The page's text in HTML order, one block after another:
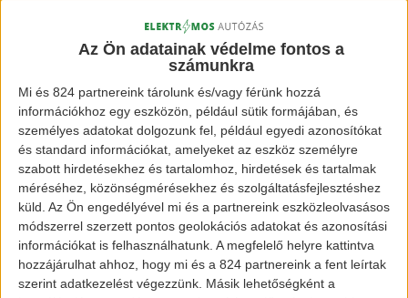
Az Ön adatainak védelme fontos a
számunkra
Mi és 824 partnereink tárolunk és/vagy férünk hozzá
információkhoz egy eszközön, például sütik formájában, és
személyes adatokat dolgozunk fel, például egyedi azonosítókat
és standard információkat, amelyeket az eszköz személyre
szabott hirdetésekhez és tartalomhoz, hirdetések és tartalmak
méréséhez, közönségmérésekhez és szolgáltatásfejlesztéshez
küld. Az Ön engedélyével mi és a partnereink eszközleolvasásos
módszerrel szerzett pontos geolokációs adatokat és azonosítási
információkat is felhasználhatunk. A megfelelő helyre kattintva
hozzájárulhat ahhoz, hogy mi és a 824 partnereink a fent leírtak
szerint adatkezelést végezzünk. Másik lehetőségként a
technológia hasznosságáról, mikor is egy
SUV úgy döntött „csatába” keveredik egy
Tesla-val, nem gondolva a
következményekre.
A hivatalos videó az esetről: